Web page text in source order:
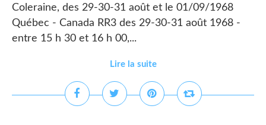
Coleraine, des 29-30-31 août et le 01/09/1968
Québec - Canada RR3 des 29-30-31 août 1968 -
entre 15 h 30 et 16 h 00,...
Lire la suite